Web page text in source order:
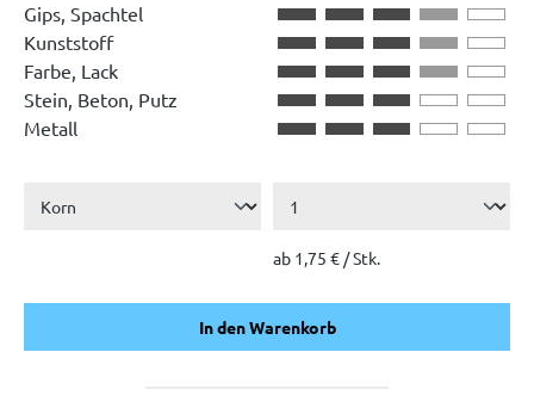
Gips, Spachtel
Kunststoff
Farbe, Lack
Stein, Beton, Putz
Metall
ab 1,75 € / Stk.
In den Warenkorb
In den Warenkorb